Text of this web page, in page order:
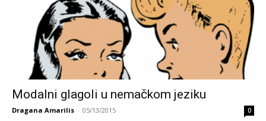
Modalni glagoli u nemačkom jeziku
Dragana Amarilis - 05/13/2015 0